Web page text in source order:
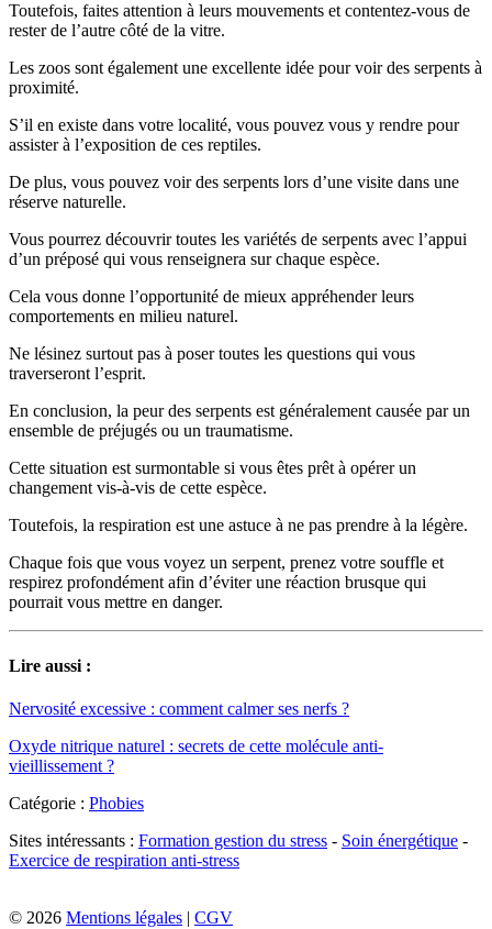
Toutefois, faites attention à leurs mouvements et contentez-vous de
rester de l’autre côté de la vitre.
Les zoos sont également une excellente idée pour voir des serpents à
proximité.
S’il en existe dans votre localité, vous pouvez vous y rendre pour
assister à l’exposition de ces reptiles.
De plus, vous pouvez voir des serpents lors d’une visite dans une
réserve naturelle.
Vous pourrez découvrir toutes les variétés de serpents avec l’appui
d’un préposé qui vous renseignera sur chaque espèce.
Cela vous donne l’opportunité de mieux appréhender leurs
comportements en milieu naturel.
Ne lésinez surtout pas à poser toutes les questions qui vous
traverseront l’esprit.
En conclusion, la peur des serpents est généralement causée par un
ensemble de préjugés ou un traumatisme.
Cette situation est surmontable si vous êtes prêt à opérer un
changement vis-à-vis de cette espèce.
Toutefois, la respiration est une astuce à ne pas prendre à la légère.
Chaque fois que vous voyez un serpent, prenez votre souffle et
respirez profondément afin d’éviter une réaction brusque qui
pourrait vous mettre en danger.
Lire aussi :
Nervosité excessive : comment calmer ses nerfs ?
Oxyde nitrique naturel : secrets de cette molécule anti-
vieillissement ?
Catégorie : Phobies
Sites intéressants : Formation gestion du stress - Soin énergétique -
Exercice de respiration anti-stress
© 2026 Mentions légales | CGV